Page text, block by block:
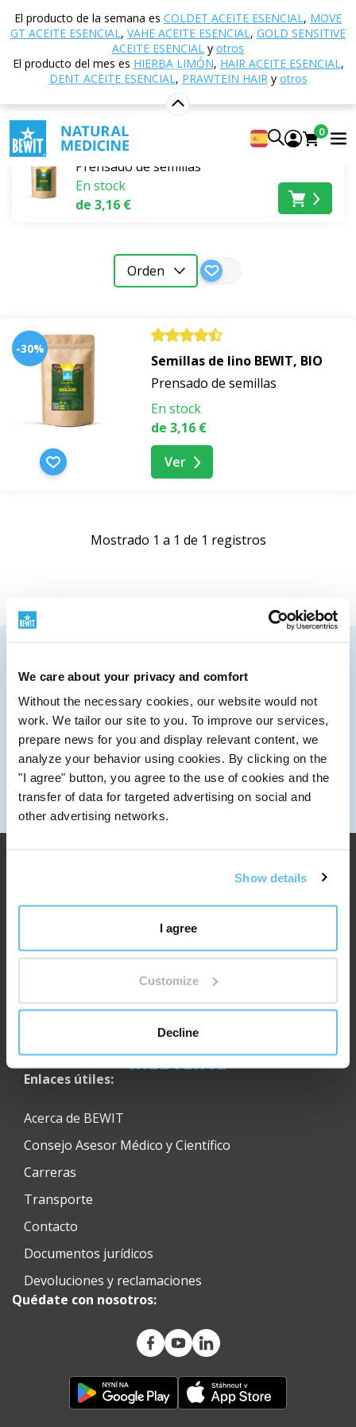
We care about your privacy and comfort
Without the necessary cookies, our website would not
work. We tailor our site to you. To improve our services,
prepare news for you and display relevant content, we
analyze your behavior using cookies. By clicking on the
"I agree" button, you agree to the use of cookies and the
transfer of data for targeted advertising on social and
other advertising networks.
Show details
I agree
Customize
Decline
El producto de la semana es COLDET ACEITE ESENCIAL, MOVE
GT ACEITE ESENCIAL, VAHE ACEITE ESENCIAL, GOLD SENSITIVE
ACEITE ESENCIAL y otros
El producto del mes es HIERBA LIMÓN, HAIR ACEITE ESENCIAL,
DENT ACEITE ESENCIAL, PRAWTEIN HAIRy otros
0
Inicio Tienda electrónica
dietéticos
Superalimentos Prensado de semillas
Prensado de semillas
Más vendido
Semillas de lino BEWIT, BIO
Prensado de semillas
En stock
de 3,16 €
Orden
-30%
Semillas de lino BEWIT, BIO
Prensado de semillas
En stock
de 3,16 €
Ver
Mostrado 1 a 1 de 1 registros
Más información sobre el envío
ESCRÍBENOS
info@bewit.love
LLÁMANOS
+420 552 305 105
HORARIO DE APERTURA
Lunes a viernes: 7:30 - 15:00
Enlaces útiles:
Acerca de BEWIT
Consejo Asesor Médico y Científico
Carreras
Transporte
Contacto
Documentos jurídicos
Devoluciones y reclamaciones
Quédate con nosotros: